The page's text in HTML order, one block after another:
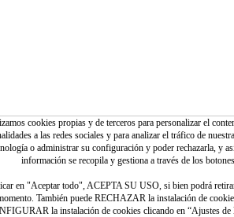
variantes. Las opciones se pueden elegir
cookies propias y de terceros para personalizar el
a las redes sociales y para analizar el tráfico de
o administrar su configuración y poder rechazarla, y
información se recopila y gestiona a través de los
en "Aceptar todo", ACEPTA SU USO, si bien podrá
También puede RECHAZAR la instalación de
la instalación de cookies clicando en “Ajustes de